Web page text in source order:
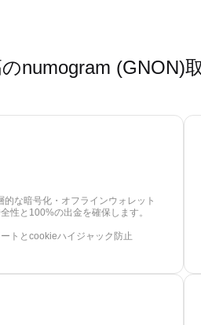
numogram (GNON)
な暗号化・オフラインウォレット
性と100%の出金を確保します。
トとcookieハイジャック防止